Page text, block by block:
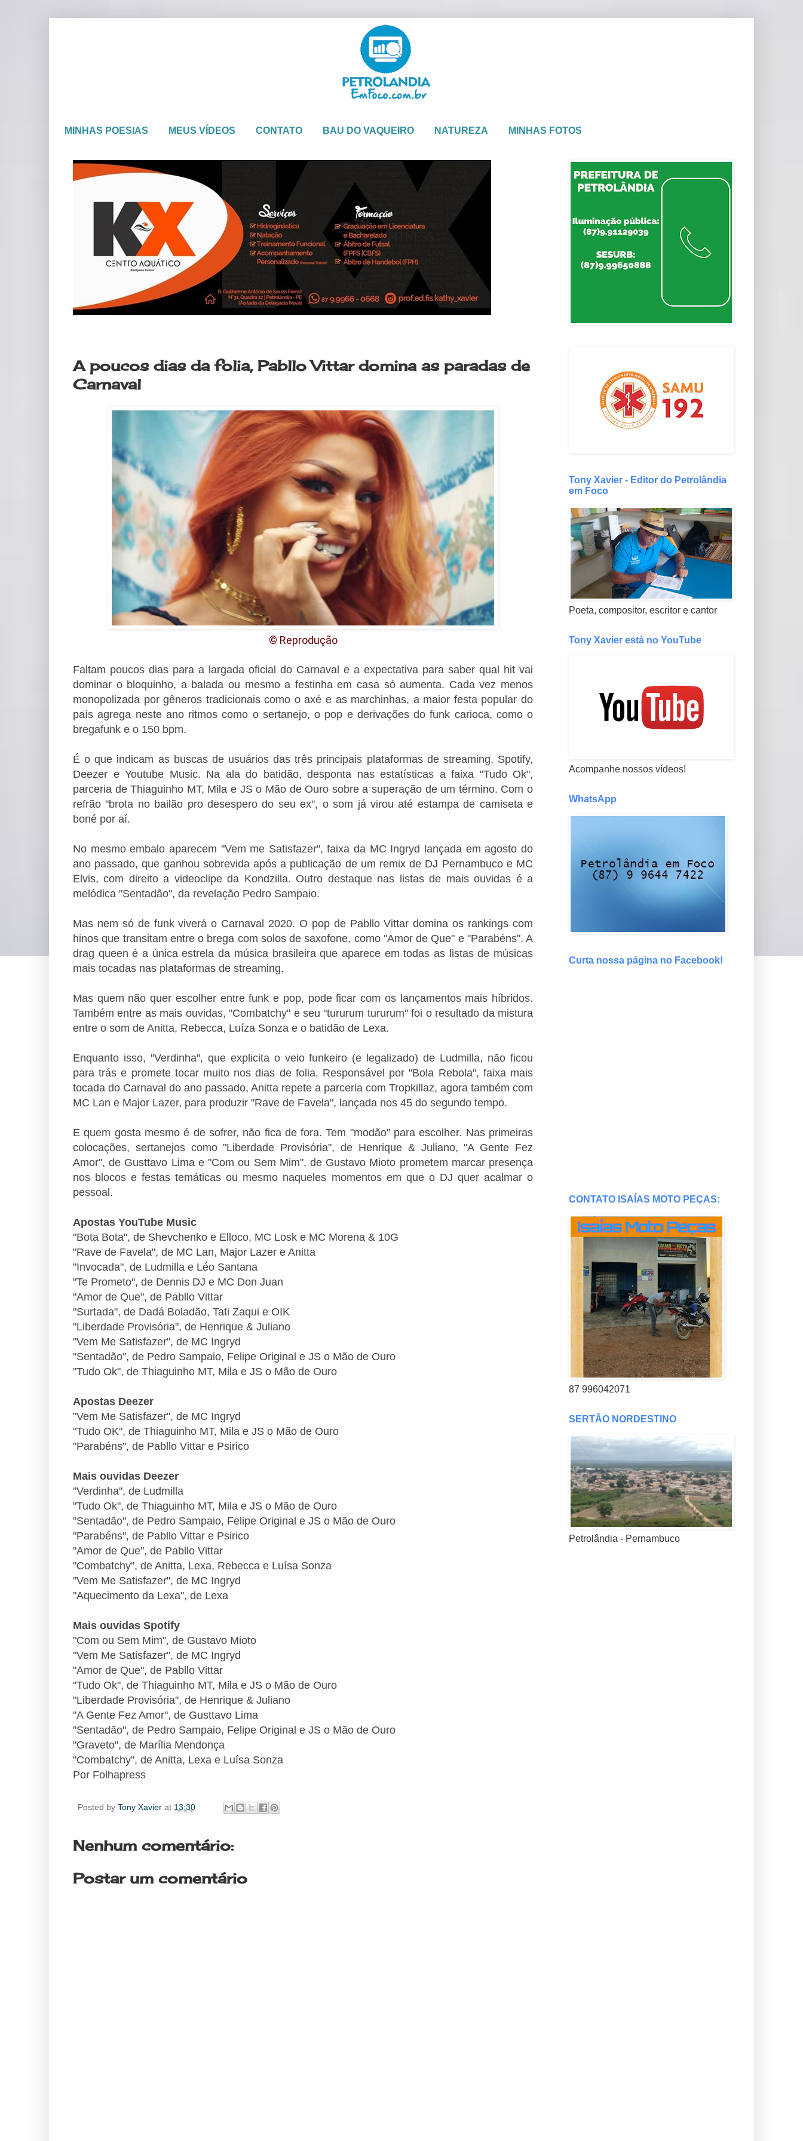
MINHAS POESIAS MEUS VÍDEOS CONTATO BAU DO VAQUEIRO NATUREZA MINHAS FOTOS
A poucos dias da folia, Pabllo Vittar domina as paradas de
Carnaval
© Reprodução
Faltam poucos dias para a largada oficial do Carnaval e a expectativa para saber qual hit vai
dominar o bloquinho, a balada ou mesmo a festinha em casa só aumenta. Cada vez menos
monopolizada por gêneros tradicionais como o axé e as marchinhas, a maior festa popular do
país agrega neste ano ritmos como o sertanejo, o pop e derivações do funk carioca, como o
bregafunk e o 150 bpm.
É o que indicam as buscas de usuários das três principais plataformas de streaming, Spotify,
Deezer e Youtube Music. Na ala do batidão, desponta nas estatísticas a faixa "Tudo Ok",
parceria de Thiaguinho MT, Mila e JS o Mão de Ouro sobre a superação de um término. Com o
refrão "brota no bailão pro desespero do seu ex", o som já virou até estampa de camiseta e
boné por aí.
No mesmo embalo aparecem "Vem me Satisfazer", faixa da MC Ingryd lançada em agosto do
ano passado, que ganhou sobrevida após a publicação de um remix de DJ Pernambuco e MC
Elvis, com direito a videoclipe da Kondzilla. Outro destaque nas listas de mais ouvidas é a
melódica "Sentadão", da revelação Pedro Sampaio.
Mas nem só de funk viverá o Carnaval 2020. O pop de Pabllo Vittar domina os rankings com
hinos que transitam entre o brega com solos de saxofone, como "Amor de Que" e "Parabéns". A
drag queen é a única estrela da música brasileira que aparece em todas as listas de músicas
mais tocadas nas plataformas de streaming.
Mas quem não quer escolher entre funk e pop, pode ficar com os lançamentos mais híbridos.
Também entre as mais ouvidas, "Combatchy" e seu "tururum tururum" foi o resultado da mistura
entre o som de Anitta, Rebecca, Luíza Sonza e o batidão de Lexa.
Enquanto isso, "Verdinha", que explicita o veio funkeiro (e legalizado) de Ludmilla, não ficou
para trás e promete tocar muito nos dias de folia. Responsável por "Bola Rebola", faixa mais
tocada do Carnaval do ano passado, Anitta repete a parceria com Tropkillaz, agora também com
MC Lan e Major Lazer, para produzir "Rave de Favela", lançada nos 45 do segundo tempo.
E quem gosta mesmo é de sofrer, não fica de fora. Tem "modão" para escolher. Nas primeiras
colocações, sertanejos como "Liberdade Provisória", de Henrique & Juliano, "A Gente Fez
Amor", de Gusttavo Lima e "Com ou Sem Mim", de Gustavo Mioto prometem marcar presença
nos blocos e festas temáticas ou mesmo naqueles momentos em que o DJ quer acalmar o
pessoal.
Apostas YouTube Music
"Bota Bota", de Shevchenko e Elloco, MC Losk e MC Morena & 10G
"Rave de Favela", de MC Lan, Major Lazer e Anitta
"Invocada", de Ludmilla e Léo Santana
"Te Prometo", de Dennis DJ e MC Don Juan
"Amor de Que", de Pabllo Vittar
"Surtada", de Dadá Boladão, Tati Zaqui e OIK
"Liberdade Provisória", de Henrique & Juliano
"Vem Me Satisfazer", de MC Ingryd
"Sentadão", de Pedro Sampaio, Felipe Original e JS o Mão de Ouro
"Tudo Ok", de Thiaguinho MT, Mila e JS o Mão de Ouro
Apostas Deezer
"Vem Me Satisfazer", de MC Ingryd
"Tudo OK", de Thiaguinho MT, Mila e JS o Mão de Ouro
"Parabéns", de Pabllo Vittar e Psirico
Mais ouvidas Deezer
"Verdinha", de Ludmilla
"Tudo Ok", de Thiaguinho MT, Mila e JS o Mão de Ouro
"Sentadão", de Pedro Sampaio, Felipe Original e JS o Mão de Ouro
"Parabéns", de Pabllo Vittar e Psirico
"Amor de Que", de Pabllo Vittar
"Combatchy", de Anitta, Lexa, Rebecca e Luísa Sonza
"Vem Me Satisfazer", de MC Ingryd
"Aquecimento da Lexa", de Lexa
Mais ouvidas Spotify
"Com ou Sem Mim", de Gustavo Mioto
"Vem Me Satisfazer", de MC Ingryd
"Amor de Que", de Pabllo Vittar
"Tudo Ok", de Thiaguinho MT, Mila e JS o Mão de Ouro
"Liberdade Provisória", de Henrique & Juliano
"A Gente Fez Amor", de Gusttavo Lima
"Sentadão", de Pedro Sampaio, Felipe Original e JS o Mão de Ouro
"Graveto", de Marília Mendonça
"Combatchy", de Anitta, Lexa e Luísa Sonza
Por Folhapress
Posted by Tony Xavier at 13:30
Nenhum comentário:
Postar um comentário
Tony Xavier - Editor do Petrolândia
em Foco
Poeta, compositor, escritor e cantor
Tony Xavier está no YouTube
Acompanhe nossos vídeos!
WhatsApp
Curta nossa página no Facebook!
CONTATO ISAÍAS MOTO PEÇAS:
87 996042071
SERTÃO NORDESTINO
Petrolândia - Pernambuco